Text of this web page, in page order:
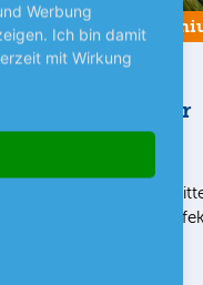
UNTERNEHMEN
bleibt in der
hat im
etwas besser
Dazu trugen
Werbung
Ich bin damit
mit Wirkung